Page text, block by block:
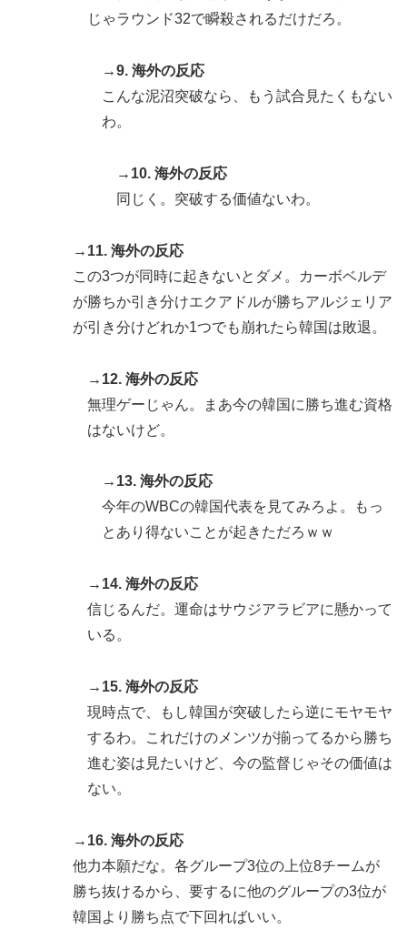
じゃラウンド32で瞬殺されるだけだろ。
→9. 海外の反応
こんな泥沼突破なら、もう試合見たくもない
わ。
→10. 海外の反応
同じく。突破する価値ないわ。
→11. 海外の反応
この3つが同時に起きないとダメ。カーボベルデ
が勝ちか引き分けエクアドルが勝ちアルジェリア
が引き分けどれか1つでも崩れたら韓国は敗退。
→12. 海外の反応
無理ゲーじゃん。まあ今の韓国に勝ち進む資格
はないけど。
→13. 海外の反応
今年のWBCの韓国代表を見てみろよ。もっ
とあり得ないことが起きただろｗｗ
→14. 海外の反応
信じるんだ。運命はサウジアラビアに懸かって
いる。
→15. 海外の反応
現時点で、もし韓国が突破したら逆にモヤモヤ
するわ。これだけのメンツが揃ってるから勝ち
進む姿は見たいけど、今の監督じゃその価値は
ない。
→16. 海外の反応
他力本願だな。各グループ3位の上位8チームが
勝ち抜けるから、要するに他のグループの3位が
韓国より勝ち点で下回ればいい。